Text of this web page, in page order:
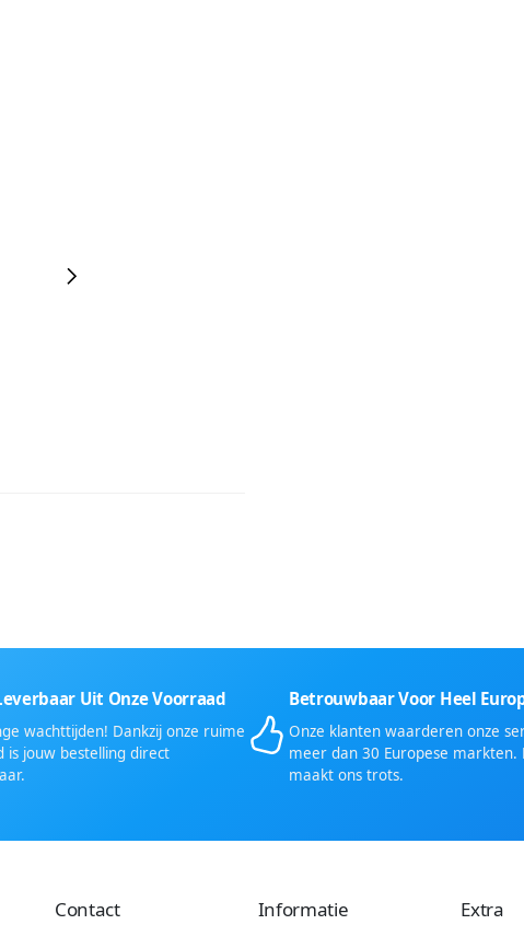
Uit Onze Voorraad
wachttijden! Dankzij onze ruime
is jouw bestelling direct
Betrouwbaar Voor Heel
Onze klanten waarderen onze
meer dan 30 Europese markten.
maakt ons trots.
Contact Informatie Extra